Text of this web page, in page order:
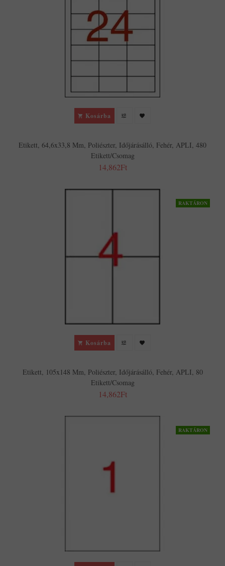
Kosárba
Etikett, 64,6x33,8 Mm, Poliészter, Időjárásálló, Fehér, APLI, 480
Etikett/csomag
14,862Ft
RAKTÁRON
Kosárba
Etikett, 105x148 Mm, Poliészter, Időjárásálló, Fehér, APLI, 80
Etikett/csomag
14,862Ft
RAKTÁRON